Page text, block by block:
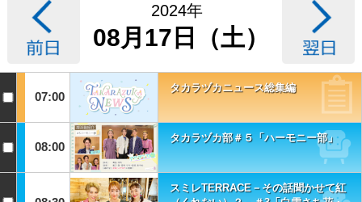
2024年
08月17日（土）
07:00
タカラヅカニュース総集編
08:00
タカラヅカ部＃５「ハーモニー部」
スミレTERRACE－その話聞かせて紅